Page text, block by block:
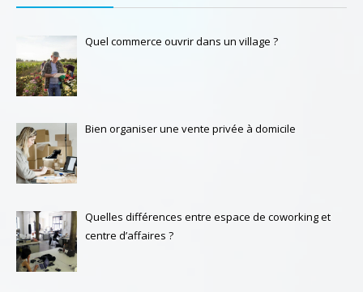
Quel commerce ouvrir dans un village ?
Bien organiser une vente privée à domicile
Quelles différences entre espace de coworking et
centre d’affaires ?